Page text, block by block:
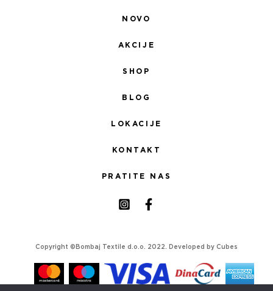
NOVO
AKCIJE
SHOP
BLOG
LOKACIJE
KONTAKT
PRATITE NAS
Copyright ©Bombaj Textile d.o.o. 2022. Developed by Cubes